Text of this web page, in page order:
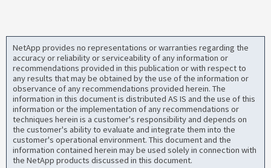
NetApp provides no representations or warranties regarding the
accuracy or reliability or serviceability of any information or
recommendations provided in this publication or with respect to
any results that may be obtained by the use of the information or
observance of any recommendations provided herein. The
information in this document is distributed AS IS and the use of this
information or the implementation of any recommendations or
techniques herein is a customer's responsibility and depends on
the customer's ability to evaluate and integrate them into the
customer's operational environment. This document and the
information contained herein may be used solely in connection with
the NetApp products discussed in this document.